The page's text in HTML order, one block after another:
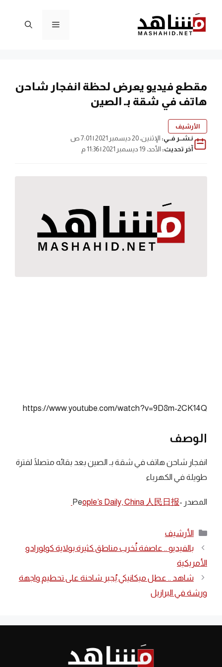
المحتوى
القائمة
مقطع فيديو يعرض لحظة انفجار شاحن
هاتف في شقة بـ الصين
الأرشيف
نـشــر فــي: الإثنين، 20 ديسمبر 2021 | 7:01 ص
آخر تحديث: الأحد، 19 ديسمبر 2021 | 11:36 م
https://www.youtube.com/watch?v=9D8m-2CK14Q
الوصف
انفجار شاحن هاتف في شقة بـ الصين بعد بقائه متصلًا لفترة
طويلة في الكهرباء
المصدر -People’s Daily, China 人民日报
التصنيفات
الأرشيف
بالفيديو .. عاصفة تُخرب مناطق كثيرة بولاية كولورادو
الأمريكية
شاهد .. عطل ميكانيكي يُجبر شاحنة على تحطيم واجهة
ورشة في البرازيل